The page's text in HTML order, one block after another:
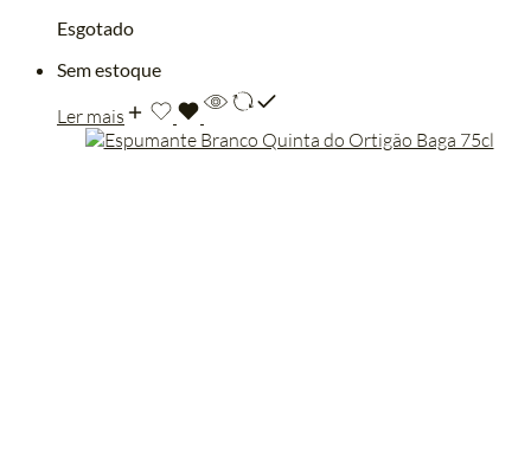
Esgotado
Sem estoque
Ler mais